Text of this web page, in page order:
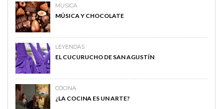
MUSICA
MÚSICA Y CHOCOLATE
LEYENDAS
EL CUCURUCHO DE SAN AGUSTÍN
COCINA
¿LA COCINA ES UN ARTE?